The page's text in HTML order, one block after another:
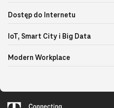
Dostęp do Internetu
IoT, Smart City i Big Data
Modern Workplace